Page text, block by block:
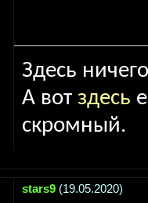
Здесь
А вот здесь
скромный.
stars9 (19.05.2020)